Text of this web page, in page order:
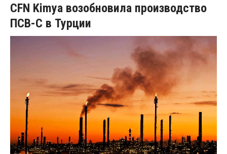
CFN Kimya возобновила производство
ПСВ-С в Турции